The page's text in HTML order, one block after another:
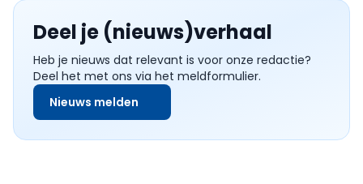
Deel je (nieuws)verhaal
Heb je nieuws dat relevant is voor onze redactie?
Deel het met ons via het meldformulier.
Nieuws melden